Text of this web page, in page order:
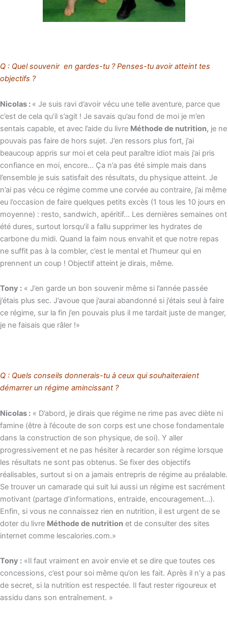
Q : Quel souvenir en gardes-tu ? Penses-tu avoir atteint tes
objectifs ?
Nicolas : « Je suis ravi d’avoir vécu une telle aventure, parce que
c’est de cela qu’il s’agit ! Je savais qu’au fond de moi je m’en
sentais capable, et avec l’aide du livre Méthode de nutrition, je ne
pouvais pas faire de hors sujet. J’en ressors plus fort, j’ai
beaucoup appris sur moi et cela peut paraître idiot mais j’ai pris
confiance en moi, encore… Ça n’a pas été simple mais dans
l’ensemble je suis satisfait des résultats, du physique atteint. Je
n’ai pas vécu ce régime comme une corvée au contraire, j’ai même
eu l’occasion de faire quelques petits excès (1 tous les 10 jours en
moyenne) : resto, sandwich, apéritif… Les dernières semaines ont
été dures, surtout lorsqu’il a fallu supprimer les hydrates de
carbone du midi. Quand la faim nous envahit et que notre repas
ne suffit pas à la combler, c’est le mental et l’humeur qui en
prennent un coup ! Objectif atteint je dirais, même.
Tony : « J’en garde un bon souvenir même si l’année passée
j’étais plus sec. J’avoue que j’aurai abandonné si j’étais seul à faire
ce régime, sur la fin j’en pouvais plus il me tardait juste de manger,
je ne faisais que râler !»
Q : Quels conseils donnerais-tu à ceux qui souhaiteraient
démarrer un régime amincissant ?
Nicolas : « D’abord, je dirais que régime ne rime pas avec diète ni
famine (être à l’écoute de son corps est une chose fondamentale
dans la construction de son physique, de soi). Y aller
progressivement et ne pas hésiter à recarder son régime lorsque
les résultats ne sont pas obtenus. Se fixer des objectifs
réalisables, surtout si on a jamais entrepris de régime au préalable.
Se trouver un camarade qui suit lui aussi un régime est sacrément
motivant (partage d’informations, entraide, encouragement…).
Enfin, si vous ne connaissez rien en nutrition, il est urgent de se
doter du livre Méthode de nutrition et de consulter des sites
internet comme lescalories.com.»
Tony : «Il faut vraiment en avoir envie et se dire que toutes ces
concessions, c’est pour soi même qu’on les fait. Après il n’y a pas
de secret, si la nutrition est respectée. Il faut rester rigoureux et
assidu dans son entraînement. »